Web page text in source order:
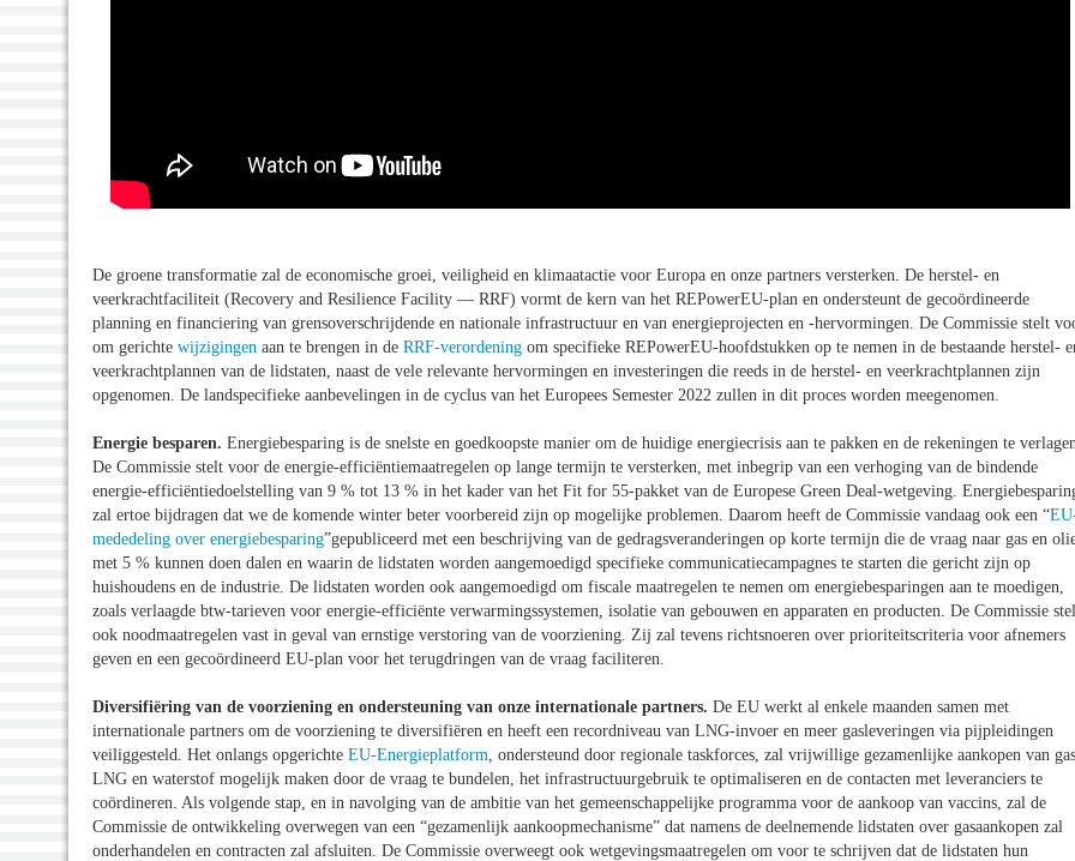
De groene transformatie zal de economische groei, veiligheid en klimaatactie voor Europa en onze partners versterken. De herstel- en
veerkrachtfaciliteit (Recovery and Resilience Facility — RRF) vormt de kern van het REPowerEU-plan en ondersteunt de gecoördineerde
planning en financiering van grensoverschrijdende en nationale infrastructuur en van energieprojecten en -hervormingen. De Commissie stelt
om gerichte wijzigingen aan te brengen in de RRF-verordening om specifieke REPowerEU-hoofdstukken op te nemen in de bestaande herstel-
veerkrachtplannen van de lidstaten, naast de vele relevante hervormingen en investeringen die reeds in de herstel- en veerkrachtplannen zijn
opgenomen. De landspecifieke aanbevelingen in de cyclus van het Europees Semester 2022 zullen in dit proces worden meegenomen.
Energie besparen. Energiebesparing is de snelste en goedkoopste manier om de huidige energiecrisis aan te pakken en de rekeningen te verlagen.
De Commissie stelt voor de energie-efficiëntiemaatregelen op lange termijn te versterken, met inbegrip van een verhoging van de bindende
energie-efficiëntiedoelstelling van 9 % tot 13 % in het kader van het Fit for 55-pakket van de Europese Green Deal-wetgeving.
zal ertoe bijdragen dat we de komende winter beter voorbereid zijn op mogelijke problemen. Daarom heeft de Commissie vandaag ook een “
mededeling over energiebesparing”gepubliceerd met een beschrijving van de gedragsveranderingen op korte termijn die de vraag naar gas en
met 5 % kunnen doen dalen en waarin de lidstaten worden aangemoedigd specifieke communicatiecampagnes te starten die gericht zijn op
huishoudens en de industrie. De lidstaten worden ook aangemoedigd om fiscale maatregelen te nemen om energiebesparingen aan te moedigen,
zoals verlaagde btw-tarieven voor energie-efficiënte verwarmingssystemen, isolatie van gebouwen en apparaten en producten. De Commissie
ook noodmaatregelen vast in geval van ernstige verstoring van de voorziening. Zij zal tevens richtsnoeren over prioriteitscriteria voor afnemers
geven en een gecoördineerd EU-plan voor het terugdringen van de vraag faciliteren.
Diversifiëring van de voorziening en ondersteuning van onze internationale partners. De EU werkt al enkele maanden samen met
internationale partners om de voorziening te diversifiëren en heeft een recordniveau van LNG-invoer en meer gasleveringen via pijpleidingen
veiliggesteld. Het onlangs opgerichte EU-Energieplatform , ondersteund door regionale taskforces, zal vrijwillige gezamenlijke aankopen van gas,
LNG en waterstof mogelijk maken door de vraag te bundelen, het infrastructuurgebruik te optimaliseren en de contacten met leveranciers te
coördineren. Als volgende stap, en in navolging van de ambitie van het gemeenschappelijke programma voor de aankoop van vaccins, zal de
Commissie de ontwikkeling overwegen van een “gezamenlijk aankoopmechanisme” dat namens de deelnemende lidstaten over gasaankopen zal
onderhandelen en contracten zal afsluiten. De Commissie overweegt ook wetgevingsmaatregelen om voor te schrijven dat de lidstaten hun